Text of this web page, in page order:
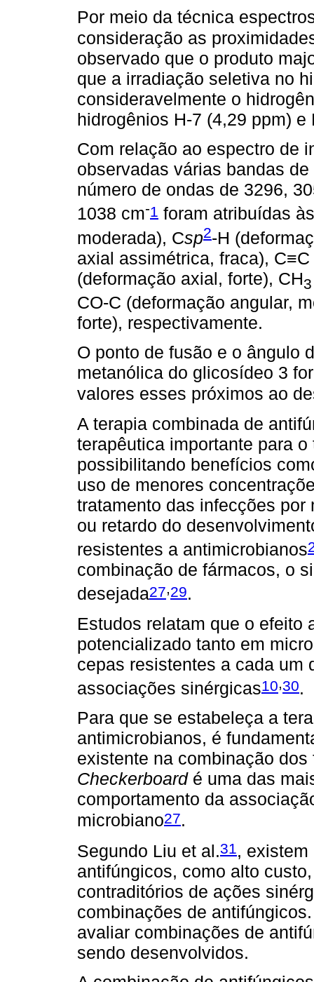
Por meio da técnica
consideração as
observado que o produto
que a irradiação seletiva no
consideravelmente o
hidrogênios H-7 (4,29 ppm) e
Com relação ao espectro de
observadas várias bandas
número de ondas de 3296,
1038 cm-1 foram atribuídas
moderada), Csp2-H
axial assimétrica, fraca),
(deformação axial, forte), CH3
CO-C (deformação angular,
forte), respectivamente.
O ponto de fusão e o ângulo
metanólica do glicosídeo 3
valores esses próximos ao
A terapia combinada de
terapêutica importante para
possibilitando benefícios
uso de menores
tratamento das infecções
ou retardo do
resistentes a antimicrobianos
combinação de fármacos, o
desejada27,29.
Estudos relatam que o efeito
potencializado tanto em
cepas resistentes a cada um
associações sinérgicas10,30.
Para que se estabeleça a
antimicrobianos, é
existente na combinação
Checkerboardé uma das
comportamento da
microbiano27.
Segundo Liu et al.31,
antifúngicos, como alto
contraditórios de ações
combinações de
avaliar combinações de
sendo desenvolvidos.